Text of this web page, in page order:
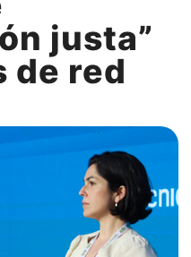
justa”
de red